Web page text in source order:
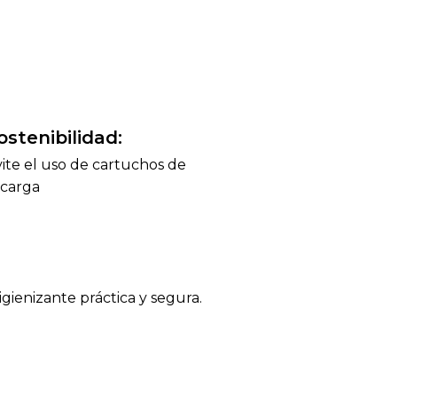
el uso de cartuchos de
práctica y segura.